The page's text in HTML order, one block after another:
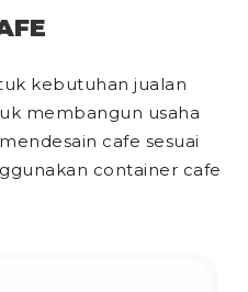
kebutuhan jualan
membangun usaha
cafe sesuai
container cafe